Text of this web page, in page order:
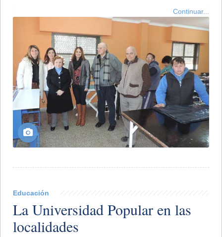
Continuar...
Educación
La Universidad Popular en las
localidades